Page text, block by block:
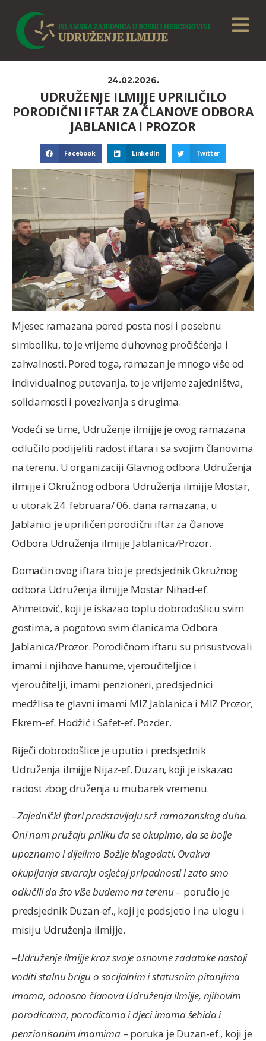
24.02.2026.
UDRUŽENJE ILMIJJE UPRILIČILO
PORODIČNI IFTAR ZA ČLANOVE ODBORA
JABLANICA I PROZOR
Facebook LinkedIn Twitter
Mjesec ramazana pored posta nosi i posebnu
simboliku, to je vrijeme duhovnog pročišćenja i
zahvalnosti. Pored toga, ramazan je mnogo više od
individualnog putovanja, to je vrijeme zajedništva,
solidarnosti i povezivanja s drugima.
Vodeći se time, Udruženje ilmijje je ovog ramazana
odlučilo podijeliti radost iftara i sa svojim članovima
na terenu. U organizaciji Glavnog odbora Udruženja
ilmijje i Okružnog odbora Udruženja ilmijje Mostar,
u utorak 24. februara/ 06. dana ramazana, u
Jablanici je upriličen porodični iftar za članove
Odbora Udruženja ilmijje Jablanica/Prozor.
Domaćin ovog iftara bio je predsjednik Okružnog
odbora Udruženja ilmijje Mostar Nihad-ef.
Ahmetović, koji je iskazao toplu dobrodošlicu svim
gostima, a pogotovo svim članicama Odbora
Jablanica/Prozor. Porodičnom iftaru su prisustvovali
imami i njihove hanume, vjeroučiteljice i
vjeroučitelji, imami penzioneri, predsjednici
medžlisa te glavni imami MIZ Jablanica i MIZ Prozor,
Ekrem-ef. Hodžić i Safet-ef. Pozder.
Riječi dobrodošlice je uputio i predsjednik
Udruženja ilmijje Nijaz-ef. Duzan, koji je iskazao
radost zbog druženja u mubarek vremenu.
–Zajednički iftari predstavljaju srž ramazanskog duha.
Oni nam pružaju priliku da se okupimo, da se bolje
upoznamo i dijelimo Božije blagodati. Ovakva
okupljanja stvaraju osjećaj pripadnosti i zato smo
odlučili da što više budemo na terenu– poručio je
predsjednik Duzan-ef., koji je podsjetio i na ulogu i
misiju Udruženja ilmijje.
–Udruženje ilmijje kroz svoje osnovne zadatake nastoji
voditi stalnu brigu o socijalnim i statusnim pitanjima
imama, odnosno članova Udruženja ilmijje, njihovim
porodicama, porodicama i djeci imama šehida i
penzionisanim imamima – poruka je Duzan-ef., koji je